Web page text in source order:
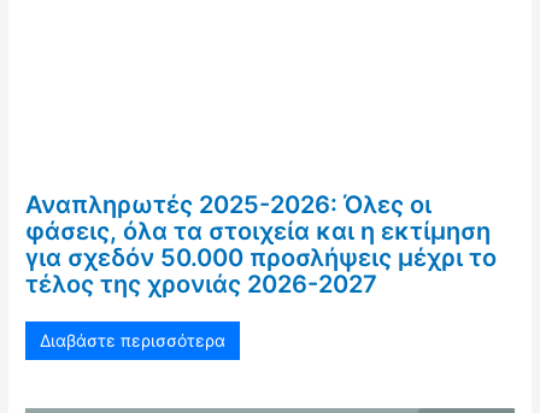
Αναπληρωτές 2025-2026: Όλες οι
φάσεις, όλα τα στοιχεία και η εκτίμηση
για σχεδόν 50.000 προσλήψεις μέχρι το
τέλος της χρονιάς 2026-2027
Διαβάστε περισσότερα